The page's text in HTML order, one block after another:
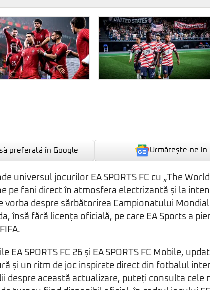
preferată în Google Urmărește-ne in
universul jocurilor EA SPORTS FC cu „The
pe fani direct în atmosfera electrizantă și la
vorba despre sărbătorirea Campionatului
însă fără licența oficială, pe care EA Sports a
EA SPORTS FC 26 și EA SPORTS FC Mobile,
și un ritm de joc inspirate direct din fotbalul
despre această actualizare, puteți consulta cele